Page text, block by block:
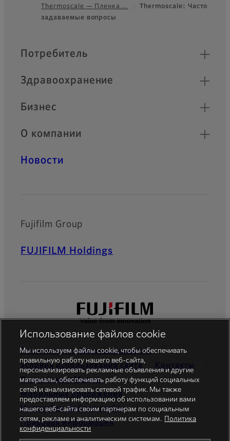
Thermoscale — Пленка…
Thermoscale: Часто
задаваемые вопросы
Быстрые ссылки
Потребитель
Здравоохранение
Бизнес
О компании
Новости
Fujifilm Group
FUJIFILM Holdings
Политика конфиденциальности
Условия использования сайта
Контакты
Cоциальные Mедиа
Мобильные приложения
Настройки файлов cookie
Правовая информация
Использование файлов cookie
Мы используем файлы cookie, чтобы обеспечивать
правильную работу нашего веб-сайта,
персонализировать рекламные объявления и другие
материалы, обеспечивать работу функций социальных
сетей и анализировать сетевой трафик. Мы также
предоставляем информацию об использовании вами
нашего веб-сайта своим партнерам по социальным
сетям, рекламе и аналитическим системам.
Политика
конфиденциальности